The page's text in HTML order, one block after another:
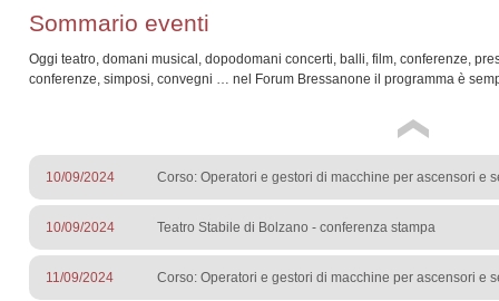
Sommario eventi
Oggi teatro, domani musical, dopodomani concerti, balli, film, conferenze,
conferenze, simposi, convegni … nel Forum Bressanone il programma è
10/09/2024 Corso: Operatori e gestori di macchine per ascensori e
10/09/2024 Teatro Stabile di Bolzano - conferenza stampa
11/09/2024 Corso: Operatori e gestori di macchine per ascensori e